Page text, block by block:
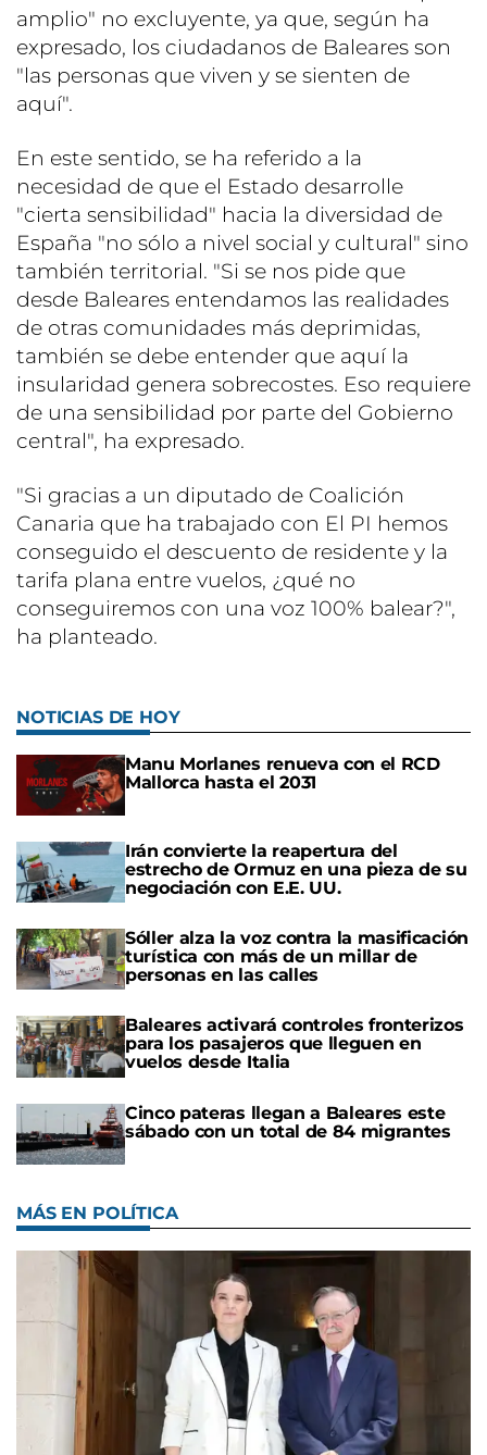
amplio" no excluyente, ya que, según ha
expresado, los ciudadanos de Baleares son
"las personas que viven y se sienten de
aquí".
En este sentido, se ha referido a la
necesidad de que el Estado desarrolle
"cierta sensibilidad" hacia la diversidad de
España "no sólo a nivel social y cultural" sino
también territorial. "Si se nos pide que
desde Baleares entendamos las realidades
de otras comunidades más deprimidas,
también se debe entender que aquí la
insularidad genera sobrecostes. Eso requiere
de una sensibilidad por parte del Gobierno
central", ha expresado.
"Si gracias a un diputado de Coalición
Canaria que ha trabajado con El PI hemos
conseguido el descuento de residente y la
tarifa plana entre vuelos, ¿qué no
conseguiremos con una voz 100% balear?",
ha planteado.
NOTICIAS DE HOY
Manu Morlanes renueva con el RCD
Mallorca hasta el 2031
Irán convierte la reapertura del
estrecho de Ormuz en una pieza de su
negociación con E.E. UU.
Sóller alza la voz contra la masificación
turística con más de un millar de
personas en las calles
Baleares activará controles fronterizos
para los pasajeros que lleguen en
vuelos desde Italia
Cinco pateras llegan a Baleares este
sábado con un total de 84 migrantes
MÁS EN POLÍTICA